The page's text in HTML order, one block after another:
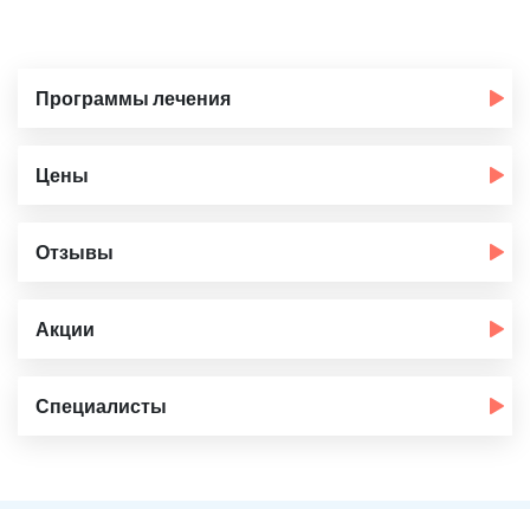
Программы лечения
Цены
Отзывы
Акции
Специалисты